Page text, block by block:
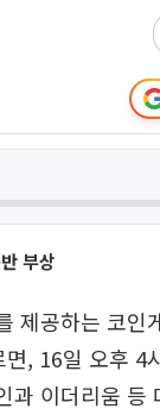
부상
제공하는 코인
, 16일 오후 4
과 이더리움 등